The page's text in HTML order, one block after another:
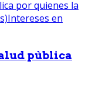
pùblica